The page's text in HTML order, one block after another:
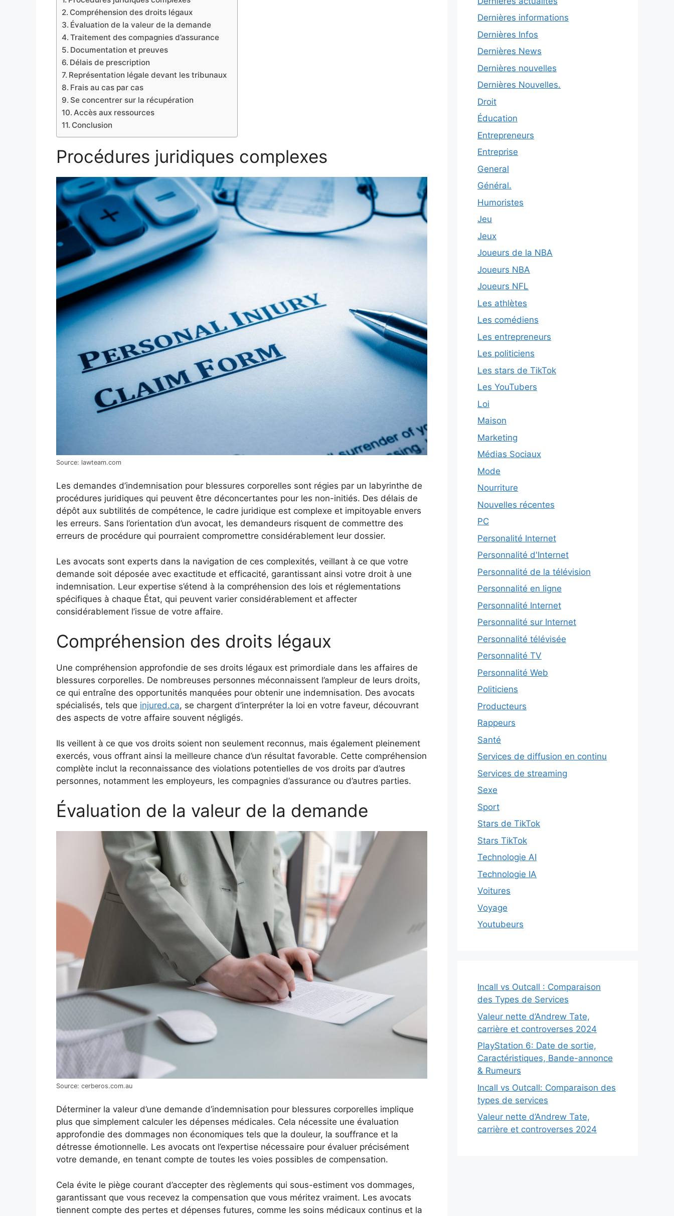
Compréhension des droits légaux
Évaluation de la valeur de la demande
Traitement des compagnies d’assurance
Documentation et preuves
Délais de prescription
Représentation légale devant les tribunaux
Frais au cas par cas
Se concentrer sur la récupération
Accès aux ressources
Conclusion
Procédures juridiques complexes
Source: lawteam.com
Les demandes d’indemnisation pour blessures corporelles sont régies par un labyrinthe de
procédures juridiques qui peuvent être déconcertantes pour les non-initiés. Des délais de
dépôt aux subtilités de compétence, le cadre juridique est complexe et impitoyable envers
les erreurs. Sans l’orientation d’un avocat, les demandeurs risquent de commettre des
erreurs de procédure qui pourraient compromettre considérablement leur dossier.
Les avocats sont experts dans la navigation de ces complexités, veillant à ce que votre
demande soit déposée avec exactitude et efficacité, garantissant ainsi votre droit à une
indemnisation. Leur expertise s’étend à la compréhension des lois et réglementations
spécifiques à chaque État, qui peuvent varier considérablement et affecter
considérablement l’issue de votre affaire.
Compréhension des droits légaux
Une compréhension approfondie de ses droits légaux est primordiale dans les affaires de
blessures corporelles. De nombreuses personnes méconnaissent l’ampleur de leurs droits,
ce qui entraîne des opportunités manquées pour obtenir une indemnisation. Des avocats
spécialisés, tels que injured.ca, se chargent d’interpréter la loi en votre faveur, découvrant
des aspects de votre affaire souvent négligés.
Ils veillent à ce que vos droits soient non seulement reconnus, mais également pleinement
exercés, vous offrant ainsi la meilleure chance d’un résultat favorable. Cette compréhension
complète inclut la reconnaissance des violations potentielles de vos droits par d’autres
personnes, notamment les employeurs, les compagnies d’assurance ou d’autres parties.
Évaluation de la valeur de la demande
Source: cerberos.com.au
Déterminer la valeur d’une demande d’indemnisation pour blessures corporelles implique
plus que simplement calculer les dépenses médicales. Cela nécessite une évaluation
approfondie des dommages non économiques tels que la douleur, la souffrance et la
détresse émotionnelle. Les avocats ont l’expertise nécessaire pour évaluer précisément
votre demande, en tenant compte de toutes les voies possibles de compensation.
Cela évite le piège courant d’accepter des règlements qui sous-estiment vos dommages,
garantissant que vous recevez la compensation que vous méritez vraiment. Les avocats
tiennent compte des pertes et dépenses futures, comme les soins médicaux continus et la
Dernières informations
Dernières Infos
Dernières News
Dernières nouvelles
Dernières Nouvelles.
Droit
Éducation
Entrepreneurs
Entreprise
General
Général.
Humoristes
Jeu
Jeux
Joueurs de la NBA
Joueurs NBA
Joueurs NFL
Les athlètes
Les comédiens
Les entrepreneurs
Les politiciens
Les stars de TikTok
Les YouTubers
Loi
Maison
Marketing
Médias Sociaux
Mode
Nourriture
Nouvelles récentes
PC
Personalité Internet
Personnalité d'Internet
Personnalité de la télévision
Personnalité en ligne
Personnalité Internet
Personnalité sur Internet
Personnalité télévisée
Personnalité TV
Personnalité Web
Politiciens
Producteurs
Rappeurs
Santé
Services de diffusion en continu
Services de streaming
Sexe
Sport
Stars de TikTok
Stars TikTok
Technologie AI
Technologie IA
Voitures
Voyage
Youtubeurs
Incall vs Outcall : Comparaison
des Types de Services
Valeur nette d’Andrew Tate,
carrière et controverses 2024
PlayStation 6: Date de sortie,
Caractéristiques, Bande-annonce
& Rumeurs
Incall vs Outcall: Comparaison des
types de services
Valeur nette d’Andrew Tate,
carrière et controverses 2024